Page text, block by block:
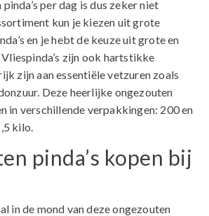
per dag is dus zeker niet
kun je kiezen uit grote
en je hebt de keuze uit grote en
Vliespinda’s zijn ook hartstikke
zijn aan essentiële vetzuren zoals
Deze heerlijke ongezouten
in verschillende verpakkingen: 200 en
kilo.
pinda’s kopen bij
in de mond van deze ongezouten